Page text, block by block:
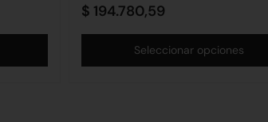
$ 194.780,59
Seleccionar opciones